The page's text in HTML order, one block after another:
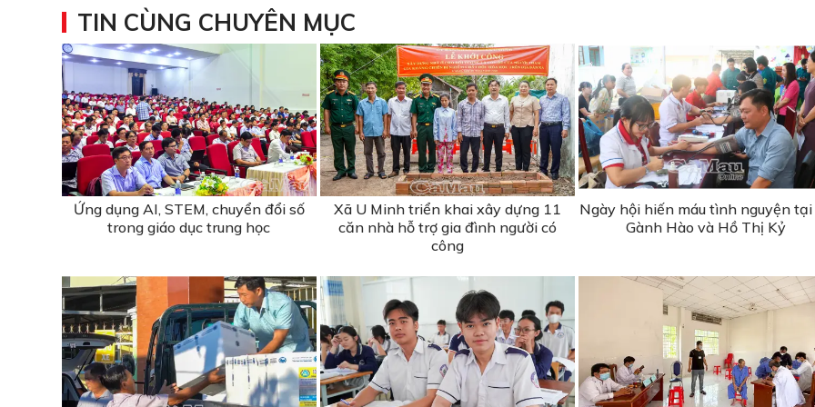
TIN CÙNG CHUYÊN MỤC
Ứng dụng AI, STEM, chuyển đổi số
trong giáo dục trung học
Xã U Minh triển khai xây dựng 11
căn nhà hỗ trợ gia đình người có
công
Ngày hội hiến máu tình nguyện tại
Gành Hào và Hồ Thị Kỷ